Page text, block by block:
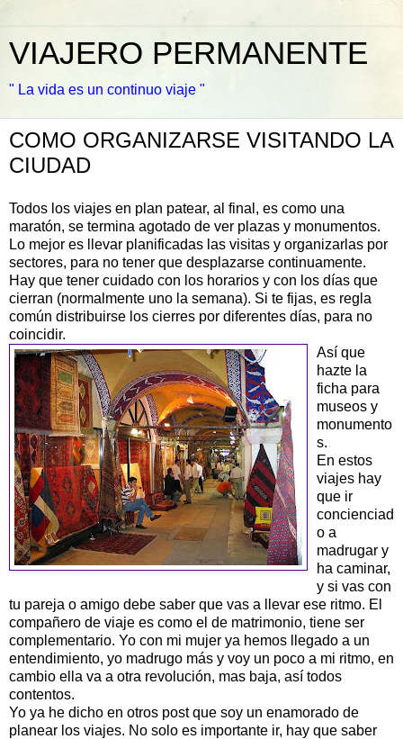
VIAJERO PERMANENTE
" La vida es un continuo viaje "
COMO ORGANIZARSE VISITANDO LA
CIUDAD
Todos los viajes en plan patear, al final, es como una
maratón, se termina agotado de ver plazas y monumentos.
Lo mejor es llevar planificadas las visitas y organizarlas por
sectores, para no tener que desplazarse continuamente.
Hay que tener cuidado con los horarios y con los días que
cierran (normalmente uno la semana). Si te fijas, es regla
común distribuirse los cierres por diferentes días, para no
coincidir.
Así que
hazte la
ficha para
museos y
monumento
s.
En estos
viajes hay
que ir
concienciad
o a
madrugar y
ha caminar,
y si vas con
tu pareja o amigo debe saber que vas a llevar ese ritmo. El
compañero de viaje es como el de matrimonio, tiene ser
complementario. Yo con mi mujer ya hemos llegado a un
entendimiento, yo madrugo más y voy un poco a mi ritmo, en
cambio ella va a otra revolución, mas baja, así todos
contentos.
Yo ya he dicho en otros post que soy un enamorado de
planear los viajes. No solo es importante ir, hay que saber